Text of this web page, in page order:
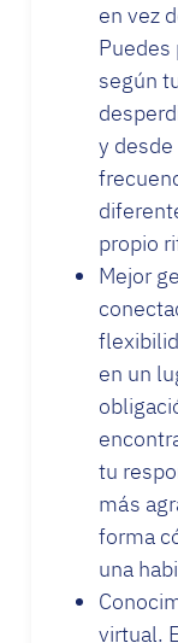
en vez
Puedes
según
y
propio
Mejor
en un
tu
más
forma
una
virtual.